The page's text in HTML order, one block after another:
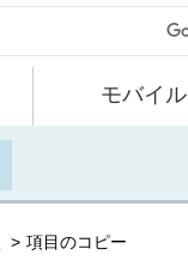
モバイル
項目のコピー